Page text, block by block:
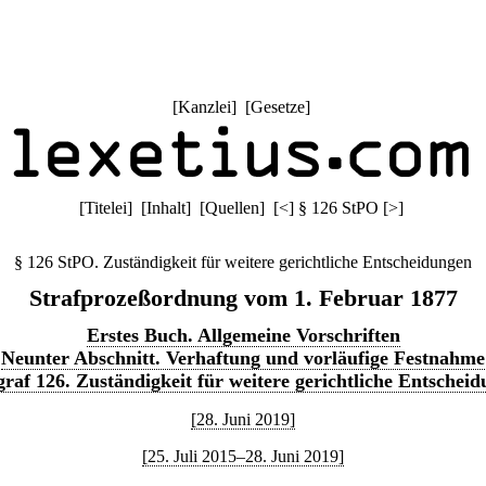
[Kanzlei] [Gesetze]
[Titelei] [Inhalt] [Quellen] [<] § 126 StPO [>]
§ 126 StPO. Zuständigkeit für weitere gerichtliche Entscheidungen
Strafprozeßordnung vom 1. Februar 1877
Erstes Buch. Allgemeine Vorschriften
Neunter Abschnitt. Verhaftung und vorläufige Festnahme
126. Zuständigkeit für weitere gerichtliche
[28. Juni 2019]
[25. Juli 2015–28. Juni 2019]